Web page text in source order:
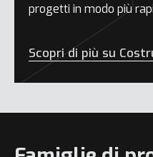
progetti in modo più
Scopri di più su